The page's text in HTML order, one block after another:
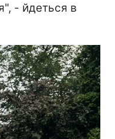
- йдеться в